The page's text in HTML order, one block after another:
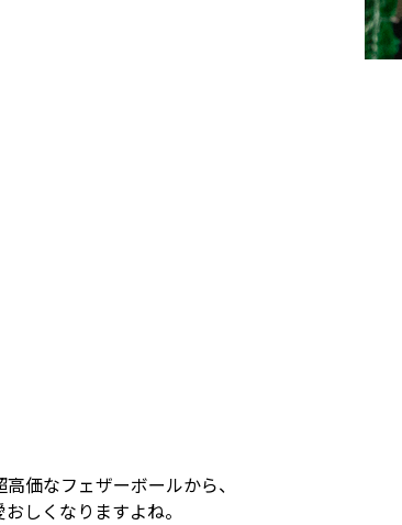
価なフェザーボールから、
しくなりますよね。